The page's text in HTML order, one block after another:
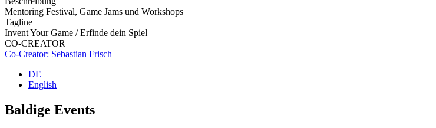
Mentoring Festival, Game Jams und Workshops
Tagline
Invent Your Game / Erfinde dein Spiel
CO-CREATOR
Co-Creator: Sebastian Frisch
DE
English
Baldige Events